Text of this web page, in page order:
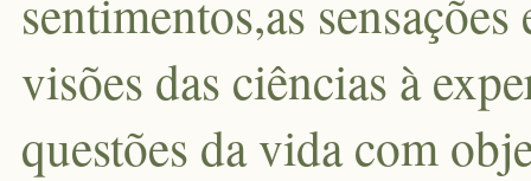
sentimentos,as
visões das ciências à
questões da vida com